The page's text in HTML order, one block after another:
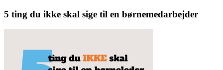
5 ting du ikke skal sige til en børnemedarbejder